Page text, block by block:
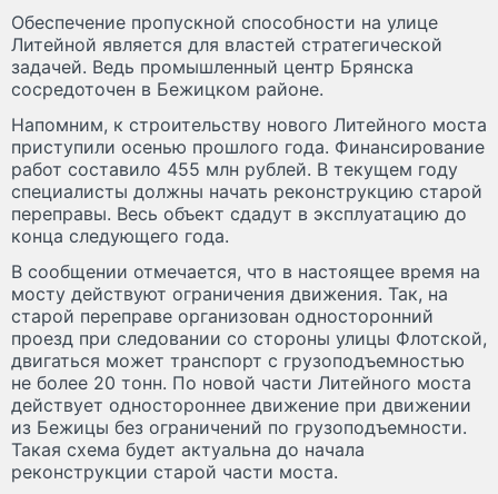
Обеспечение пропускной способности на улице
Литейной является для властей стратегической
задачей. Ведь промышленный центр Брянска
сосредоточен в Бежицком районе.
Напомним, к строительству нового Литейного моста
приступили осенью прошлого года. Финансирование
работ составило 455 млн рублей. В текущем году
специалисты должны начать реконструкцию старой
переправы. Весь объект сдадут в эксплуатацию до
конца следующего года.
В сообщении отмечается, что в настоящее время на
мосту действуют ограничения движения. Так, на
старой переправе организован односторонний
проезд при следовании со стороны улицы Флотской,
двигаться может транспорт с грузоподъемностью
не более 20 тонн. По новой части Литейного моста
действует одностороннее движение при движении
из Бежицы без ограничений по грузоподъемности.
Такая схема будет актуальна до начала
реконструкции старой части моста.